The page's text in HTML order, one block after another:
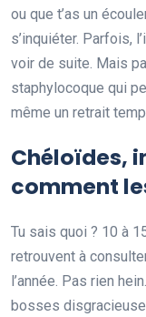
ou que t’as un
s’inquiéter. Parfois,
voir de suite. Mais
staphylocoque qui
même un retrait
Chéloïdes,
comment
Tu sais quoi ? 10 à
retrouvent à
l’année. Pas rien
bosses